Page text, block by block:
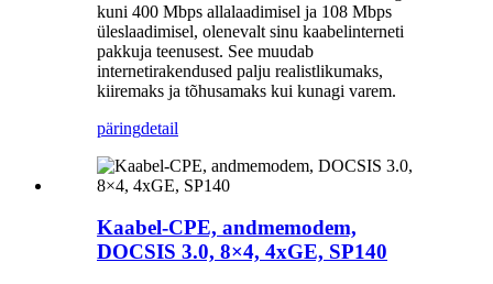
kuni 400 Mbps allalaadimisel ja 108 Mbps
üleslaadimisel, olenevalt sinu kaabelinterneti
pakkuja teenusest. See muudab
internetirakendused palju realistlikumaks,
kiiremaks ja tõhusamaks kui kunagi varem.
päringdetail
Kaabel-CPE, andmemodem,
DOCSIS 3.0, 8×4, 4xGE, SP140